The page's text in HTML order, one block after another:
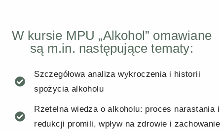
W kursie MPU „Alkohol” omawiane
są m.in. następujące tematy:
Szczegółowa analiza wykroczenia i historii
spożycia alkoholu
Rzetelna wiedza o alkoholu: proces narastania i
redukcji promili, wpływ na zdrowie i zachowanie